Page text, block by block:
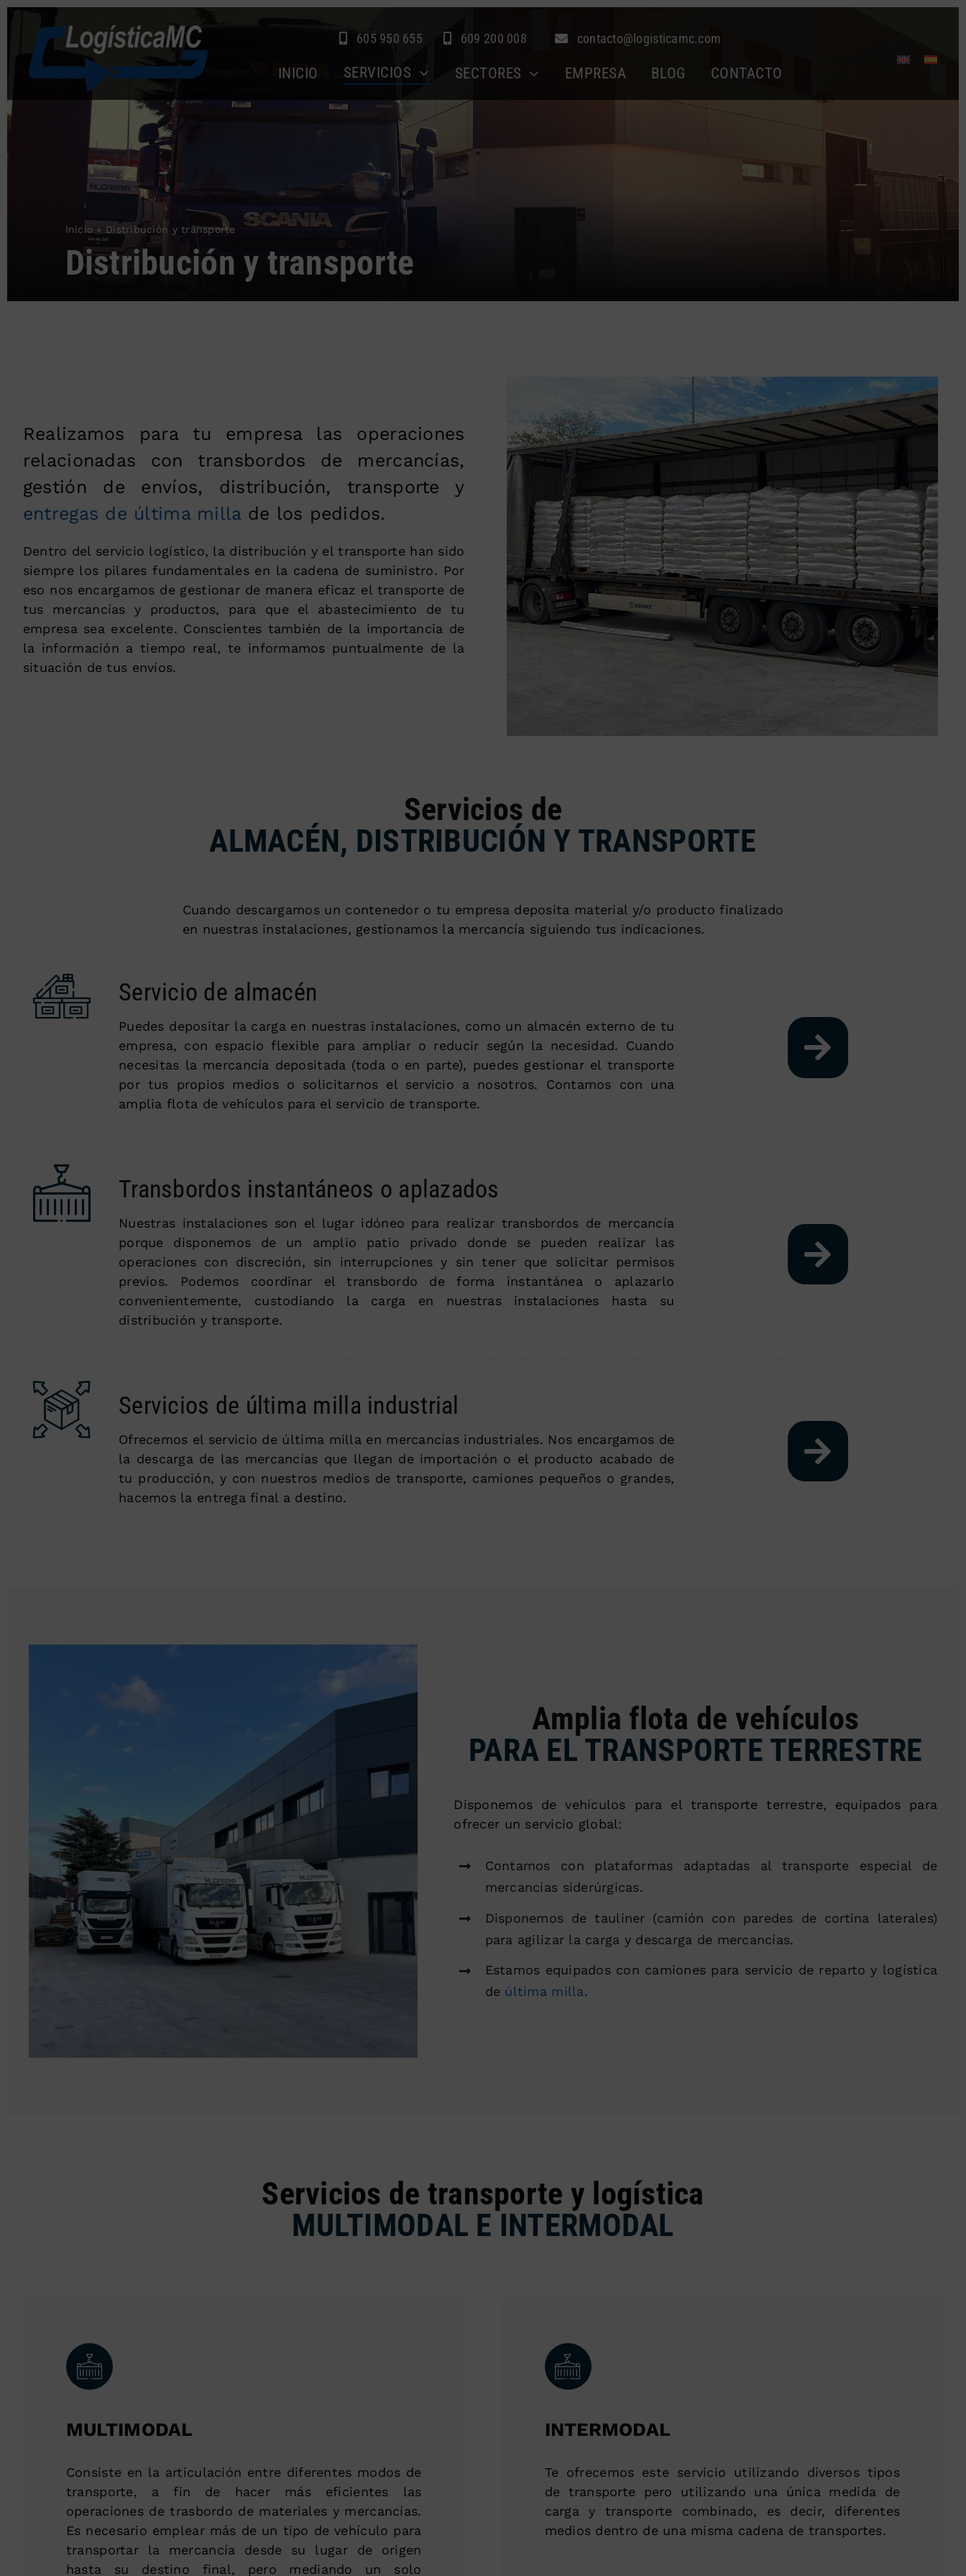
Saltar
contenido
605 950 655 609 200 008 contacto@logisticamc.com
INICIO SERVICIOS SECTORES EMPRESA BLOG CONTACTO
Inicio » Distribución y transporte
Distribución y transporte
Realizamos para tu empresa las operaciones
relacionadas con transbordos de mercancías,
gestión de envíos, distribución, transporte y
entregas de última millade los pedidos.
Dentro del servicio logístico, la distribución y el transporte han sido
siempre los pilares fundamentales en la cadena de suministro. Por
eso nos encargamos de gestionar de manera eficaz el transporte de
tus mercancías y productos, para que el abastecimiento de tu
empresa sea excelente. Conscientes también de la importancia de
la información a tiempo real, te informamos puntualmente de la
situación de tus envíos.
Servicios de
ALMACÉN, DISTRIBUCIÓN Y TRANSPORTE
Cuando descargamos un contenedor o tu empresa deposita material y/o producto finalizado
en nuestras instalaciones, gestionamos la mercancía siguiendo tus indicaciones.
Servicio de almacén
Puedes depositar la carga en nuestras instalaciones, como un almacén externo de tu
empresa, con espacio flexible para ampliar o reducir según la necesidad. Cuando
necesitas la mercancía depositada (toda o en parte), puedes gestionar el transporte
por tus propios medios o solicitarnos el servicio a nosotros. Contamos con una
amplia flota de vehículos para el servicio de transporte.
Transbordos instantáneos o aplazados
Nuestras instalaciones son el lugar idóneo para realizar transbordos de mercancía
porque disponemos de un amplio patio privado donde se pueden realizar las
operaciones con discreción, sin interrupciones y sin tener que solicitar permisos
previos. Podemos coordinar el transbordo de forma instantánea o aplazarlo
convenientemente, custodiando la carga en nuestras instalaciones hasta su
distribución y transporte.
Servicios de última milla industrial
Ofrecemos el servicio de última milla en mercancías industriales. Nos encargamos de
la descarga de las mercancías que llegan de importación o el producto acabado de
tu producción, y con nuestros medios de transporte, camiones pequeños o grandes,
hacemos la entrega final a destino.
Amplia flota de vehículos
PARA EL TRANSPORTE TERRESTRE
Disponemos de vehículos para el transporte terrestre, equipados para
ofrecer un servicio global:
Contamos con plataformas adaptadas al transporte especial de
mercancías siderúrgicas.
Disponemos de tauliner (camión con paredes de cortina laterales)
para agilizar la carga y descarga de mercancías.
Estamos equipados con camiones para servicio de reparto y logística
de última milla.
Servicios de transporte y logística
MULTIMODAL E INTERMODAL
MULTIMODAL
Consiste en la articulación entre diferentes modos de
transporte, a fin de hacer más eficientes las
operaciones de trasbordo de materiales y mercancías.
Es necesario emplear más de un tipo de vehículo para
transportar la mercancía desde su lugar de origen
hasta su destino final, pero mediando un solo
INTERMODAL
Te ofrecemos este servicio utilizando diversos tipos
de transporte pero utilizando una única medida de
carga y transporte combinado, es decir, diferentes
medios dentro de una misma cadena de transportes.